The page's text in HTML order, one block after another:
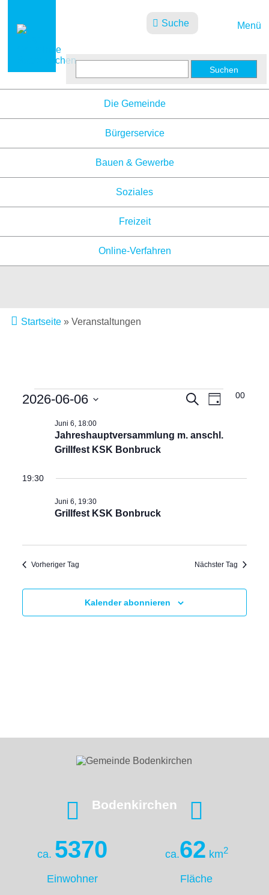
Menü
Suche
Die Gemeinde
Bürgerservice
Bauen & Gewerbe
Soziales
Freizeit
Online-Verfahren
Startseite» Veranstaltungen
VERANSTALTUNGEN
FÜR
JUNI
2026
Ansichten,
Suche
Tag
2026-06-06
wählen.
18:00
Jahreshauptversammlung m. anschl.
Grillfest KSK Bonbruck
Juni 6, 18:00
19:30
Grillfest KSK Bonbruck
Juni 6, 19:30
Vorheriger Tag Nächster Tag
Kalender abonnieren
Bodenkirchen
ca. 5370
Einwohner
ca.62 km2
Fläche